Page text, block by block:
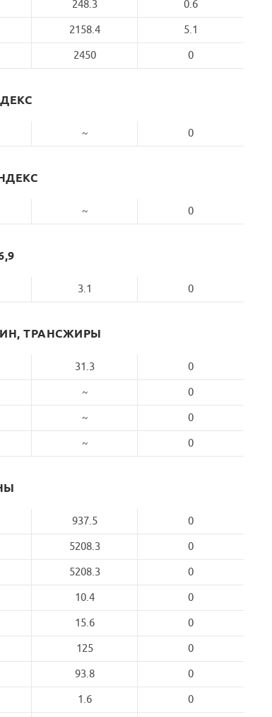
248.3
0.6
2158.4
5.1
2450 0
~ 0
~ 0
3.1 0
ТРАНСЖИРЫ
31.3
0
~
0
~
0
~ 0
937.5
0
5208.3
0
5208.3
0
10.4
0
15.6
0
125
0
93.8
0
1.6
0